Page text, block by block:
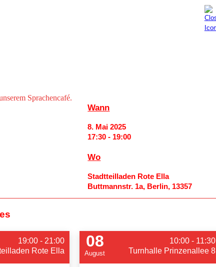
Sprachencafé.
Wann
8. Mai 2025
17:30 - 19:00
Wo
Stadtteilladen Rote Ella
Buttmannstr. 1a, Berlin, 13357
19:00 - 21:00
Rote Ella
08
August
10:00 - 11:30
Turnhalle Prinzenallee 8